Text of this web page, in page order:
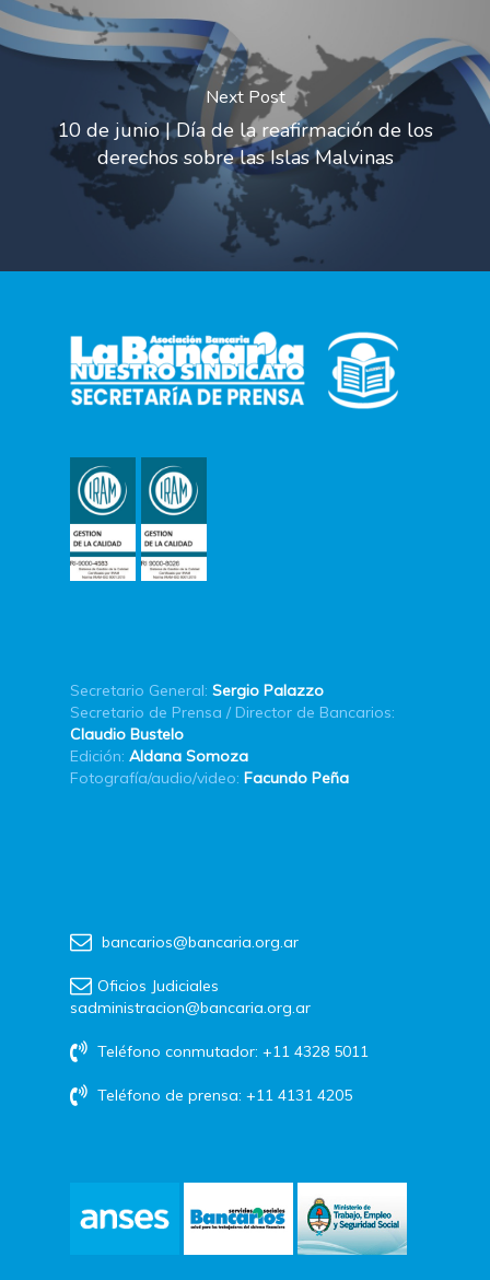
Next Post
10 de junio | Día de la reafirmación de los
derechos sobre las Islas Malvinas
Secretario General: Sergio Palazzo
Secretario de Prensa / Director de Bancarios:
Claudio Bustelo
Edición: Aldana Somoza
Fotografía/audio/video: Facundo Peña
bancarios@bancaria.org.ar
Oficios Judiciales
sadministracion@bancaria.org.ar
Teléfono conmutador: +11 4328 5011
Teléfono de prensa: +11 4131 4205